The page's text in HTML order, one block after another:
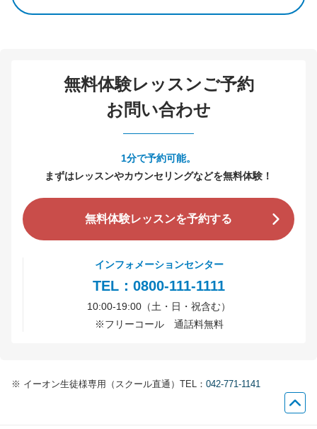
無料体験レッスンご予約
お問い合わせ
1分で予約可能。
まずはレッスンやカウンセリングなどを無料体験！
無料体験レッスンを予約する
インフォメーションセンター
TEL：0800-111-1111
10:00-19:00（土・日・祝含む）
※フリーコール 通話料無料
※ イーオン生徒様専用（スクール直通）TEL： 042-771-1141